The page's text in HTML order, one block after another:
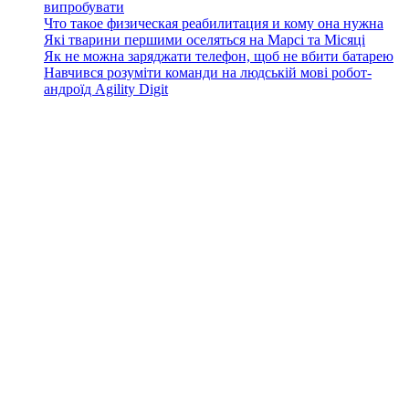
випробувати
Что такое физическая реабилитация и кому она нужна
Які тварини першими оселяться на Марсі та Місяці
Як не можна заряджати телефон, щоб не вбити батарею
Навчився розуміти команди на людській мові робот-
андроїд Agility Digit